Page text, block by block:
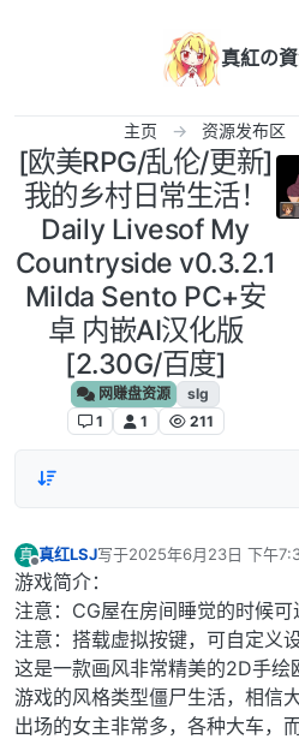
真紅の
主页 资源发布区
[欧美RPG/乱伦/更新]
我的乡村日常生活！
Daily Livesof My
Countryside v0.3.2.1
Milda Sento PC+安
卓 内嵌AI汉化版
[2.30G/百度]
网赚盘资源
slg
1
1 211
真
离线
真红LSJ写于2025年6月23日 下午
最后由 编辑
游戏简介：
注意：CG屋在房间睡觉的时候
注意：搭载虚拟按键，可自定义
这是一款画风非常精美的2D手绘
游戏的风格类型僵尸生活，相信
出场的女主非常多，各种大车，